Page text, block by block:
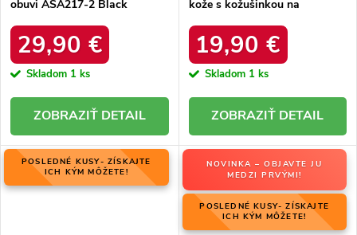
obuvi ASA217-2 Black
29,90 €
Skladom 1 ks
DETAIL
kože s kožušinkou na
HY845 BLACK
19,90 €
Skladom 1 ks
DETAIL
POSLEDNÉ KUSY- ZÍSKAJTE
ICH KÝM MÔŽETE!
NOVINKA – OBJAVTE JU
MEDZI PRVÝMI!
POSLEDNÉ KUSY- ZÍSKAJTE
ICH KÝM MÔŽETE!